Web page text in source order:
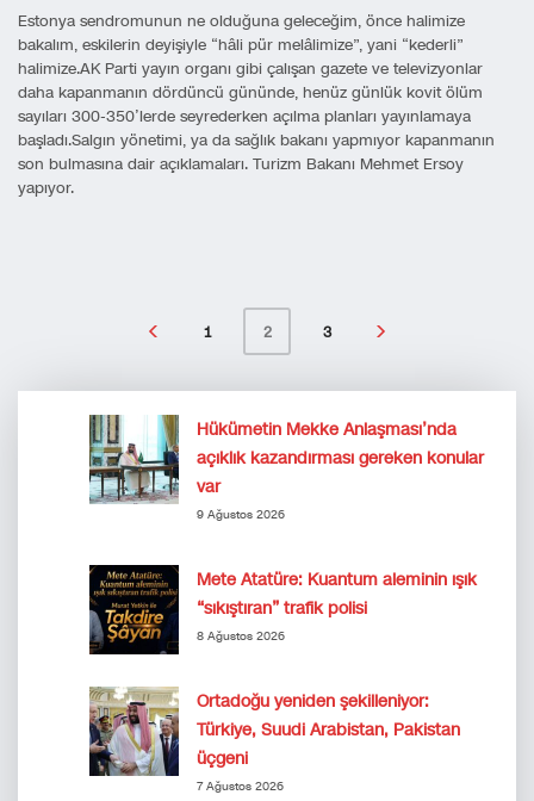
Estonya sendromunun ne olduğuna geleceğim, önce halimize
bakalım, eskilerin deyişiyle “hâli pür melâlimize”, yani “kederli”
halimize.AK Parti yayın organı gibi çalışan gazete ve televizyonlar
daha kapanmanın dördüncü gününde, henüz günlük kovit ölüm
sayıları 300-350’lerde seyrederken açılma planları yayınlamaya
başladı.Salgın yönetimi, ya da sağlık bakanı yapmıyor kapanmanın
son bulmasına dair açıklamaları. Turizm Bakanı Mehmet Ersoy
yapıyor.
1 2 3
Hükümetin Mekke Anlaşması’nda
açıklık kazandırması gereken konular
var
9 Ağustos 2026
Mete Atatüre: Kuantum aleminin ışık
“sıkıştıran” trafik polisi
8 Ağustos 2026
Ortadoğu yeniden şekilleniyor:
Türkiye, Suudi Arabistan, Pakistan
üçgeni
7 Ağustos 2026